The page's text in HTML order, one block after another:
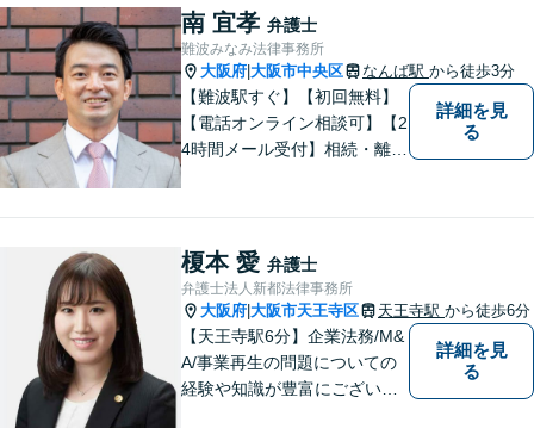
トラブルから、刑事・詐欺、
公害・行政事件まであらゆる
問題のご相談を承ります。小
さな悩み事でもお気軽にお問
合わせください。
南 宜孝 弁護士
難波みなみ法律事務所
大阪府 大阪市中央区 なんば駅 から徒歩3分
【難波駅すぐ】【初回無料】
【電話オンライン相談可】【2
4時間メール受付】相続・離
身近な弁護士であり続けるよ
う心掛けています。町のお医
者さんにかかる気分でぜひご
相談ください。
詳細を見
る
榎本 愛 弁護士
弁護士法人新都法律事務所
大阪府 大阪市天王寺区 天王寺駅 から徒歩6分
【天王寺駅6分】企業法務/M&
A/事業再生の問題についての
経験や知識が豊富にございま
詳細を見
る